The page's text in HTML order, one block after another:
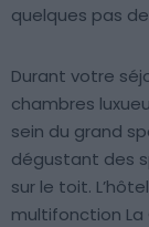
quelques pas
Durant votre
chambres
sein du grand
dégustant des
sur le toit.
multifonction